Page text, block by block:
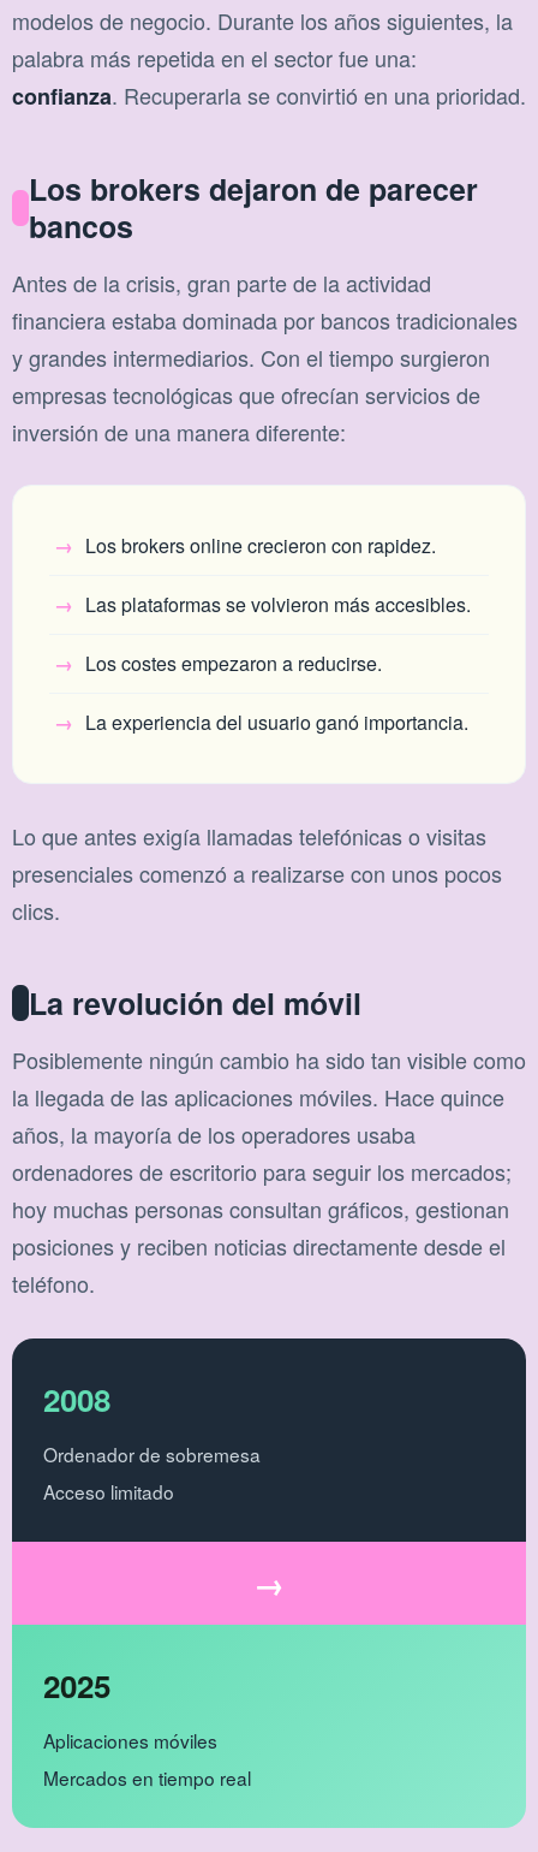
modelos de negocio. Durante los años siguientes, la
palabra más repetida en el sector fue una:
confianza. Recuperarla se convirtió en una prioridad.
Los brokers dejaron de parecer
bancos
Antes de la crisis, gran parte de la actividad
financiera estaba dominada por bancos tradicionales
y grandes intermediarios. Con el tiempo surgieron
empresas tecnológicas que ofrecían servicios de
inversión de una manera diferente:
Los brokers online crecieron con rapidez.
Las plataformas se volvieron más accesibles.
Los costes empezaron a reducirse.
La experiencia del usuario ganó importancia.
Lo que antes exigía llamadas telefónicas o visitas
presenciales comenzó a realizarse con unos pocos
clics.
La revolución del móvil
Posiblemente ningún cambio ha sido tan visible como
la llegada de las aplicaciones móviles. Hace quince
años, la mayoría de los operadores usaba
ordenadores de escritorio para seguir los mercados;
hoy muchas personas consultan gráficos, gestionan
posiciones y reciben noticias directamente desde el
teléfono.
2008
Ordenador de sobremesa
Acceso limitado
→
2025
Aplicaciones móviles
Mercados en tiempo real